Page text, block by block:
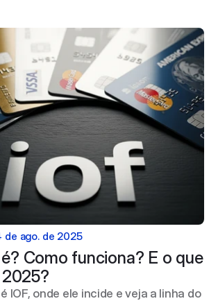
Malon e Gildo França Jr,
gestão contábil, compliance e
aplicado.
de ago. de 2025
é? Como funciona? E o que
IOF, onde ele incide e veja a linha do